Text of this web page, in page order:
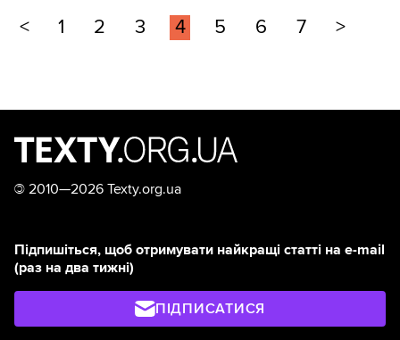
< 1 2 3 4 5 6 7 >
© 2010—2026 Texty.org.ua
Підпишіться, щоб отримувати найкращі статті на e-mail
(раз на два тижні)
ПІДПИСАТИСЯ